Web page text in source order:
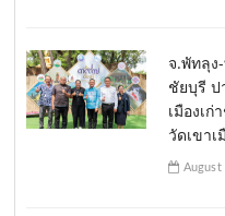
จ.พัทลุง
ชัยบุรี ป
เมืองเ
วัดเขา
August